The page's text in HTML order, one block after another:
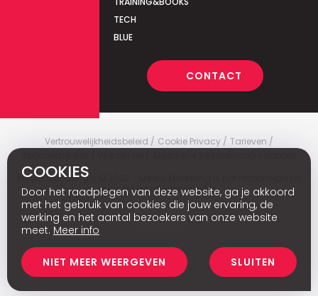
TECH
BLUE
CONTACT
Vertrouwelijkheidsbeleid Cookie Privacy
Tarieven
Media Marketing
the content of external sites.
Fr
COOKIES
Door het raadplegen van deze website, ga je akkoord
met het gebruik van cookies die jouw ervaring, de
werking en het aantal bezoekers van onze website
meet. Meer info
NIET MEER WEERGEVEN SLUITEN